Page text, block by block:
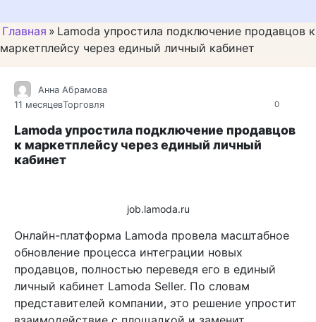
Главная » Lamoda упростила подключение продавцов к
маркетплейсу через единый личный кабинет
0
Анна Абрамова
11 месяцевТорговля
Lamoda упростила подключение продавцов
к маркетплейсу через единый личный
кабинет
job.lamoda.ru
Онлайн-платформа Lamoda провела масштабное
обновление процесса интеграции новых
продавцов, полностью переведя его в единый
личный кабинет Lamoda Seller. По словам
представителей компании, это решение упростит